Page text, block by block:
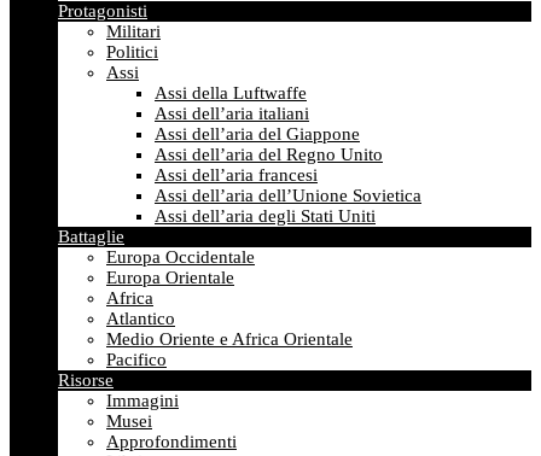
Protagonisti
Militari
Politici
Assi
Assi della Luftwaffe
Assi dell’aria italiani
Assi dell’aria del Giappone
Assi dell’aria del Regno Unito
Assi dell’aria francesi
Assi dell’aria dell’Unione Sovietica
Assi dell’aria degli Stati Uniti
Battaglie
Europa Occidentale
Europa Orientale
Africa
Atlantico
Medio Oriente e Africa Orientale
Pacifico
Risorse
Immagini
Musei
Approfondimenti